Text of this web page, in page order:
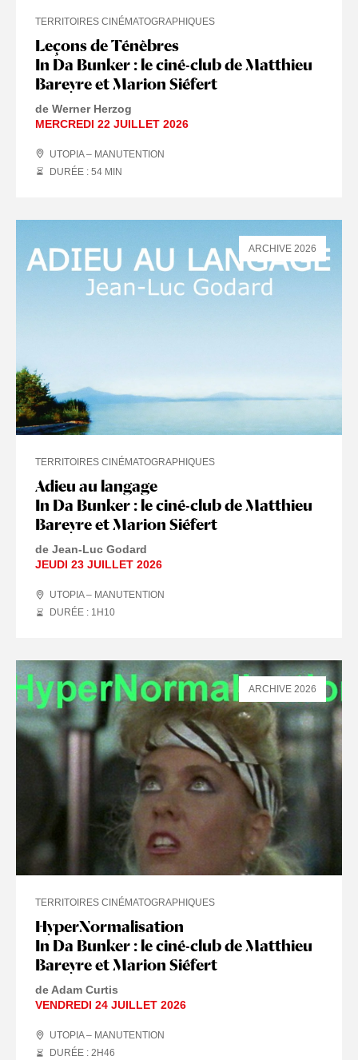
Leçons de Ténèbres
In Da Bunker : le ciné-club de Matthieu
Bareyre et Marion Siéfert
TERRITOIRES CINÉMATOGRAPHIQUES
de Werner Herzog
MERCREDI 22 JUILLET 2026
UTOPIA – MANUTENTION
DURÉE : 54 MIN
Adieu au langage
In Da Bunker : le ciné-club de Matthieu
Bareyre et Marion Siéfert
TERRITOIRES CINÉMATOGRAPHIQUES
de Jean-Luc Godard
JEUDI 23 JUILLET 2026
UTOPIA – MANUTENTION
DURÉE : 1 H 10
ARCHIVE 2026
HyperNormalisation
In Da Bunker : le ciné-club de Matthieu
Bareyre et Marion Siéfert
TERRITOIRES CINÉMATOGRAPHIQUES
de Adam Curtis
VENDREDI 24 JUILLET 2026
UTOPIA – MANUTENTION
DURÉE : 2 H46
ARCHIVE 2026